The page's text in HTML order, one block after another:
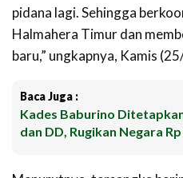
pidana lagi. Sehingga
Halmahera Timur dan
baru,” ungkapnya, Kamis
Baca Juga :
Kades Baburino
dan DD, Rugikan Negara